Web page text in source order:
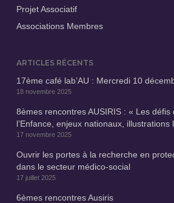
Projet Associatif
Associations Membres
ARTICLES RÉCENTS
17ème café lab’AU : Mercredi 10
18 novembre 2025
8èmes rencontres AUSIRIS : « Les défis
l’Enfance, enjeux nationaux, illustrations
17 novembre 2025
Ouvrir les portes à la recherche en
dans le secteur médico-social
17 juillet 2025
6èmes rencontres Ausiris